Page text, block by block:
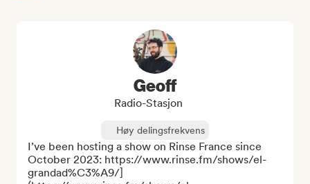
Geoff
Radio-Stasjon
Høy delingsfrekvens
I’ve been hosting a show on Rinse France since
October 2023: https://www.rinse.fm/shows/el-
grandad%C3%A9/]